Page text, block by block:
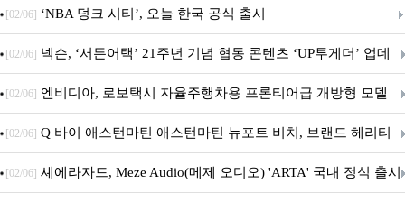
춘 초저전력 블루투스 LE SoC ‘BG2B’ 공개
[02/06] ‘NBA 덩크 시티’, 오늘 한국 공식 출시
[02/06] 넥슨, ‘서든어택’ 21주년 기념 협동 콘텐츠 ‘UP투게더’ 업데
이트
[02/06] 엔비디아, 로보택시 자율주행차용 프론티어급 개방형 모델
‘알파마요 2 슈퍼’ 상업적 이용 가능
[02/06] Q 바이 애스턴마틴 애스턴마틴 뉴포트 비치, 브랜드 헤리티
지 담은 ‘헤리티지 에디션 컬렉션’ 공개
[02/06] 셰에라자드, Meze Audio(메제 오디오) 'ARTA' 국내 정식 출시